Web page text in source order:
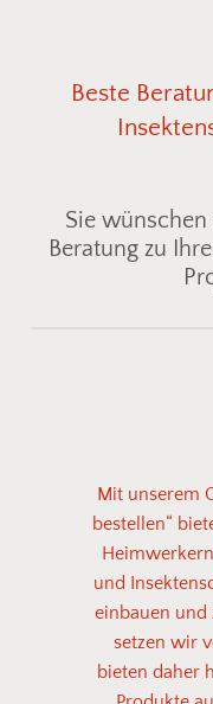
Beste
Sie
Beratung zu
Einbausituation.
vom
geeignete
unserem
Mit unserem
bestellen“
und
einbauen und
setzen wir
bieten daher